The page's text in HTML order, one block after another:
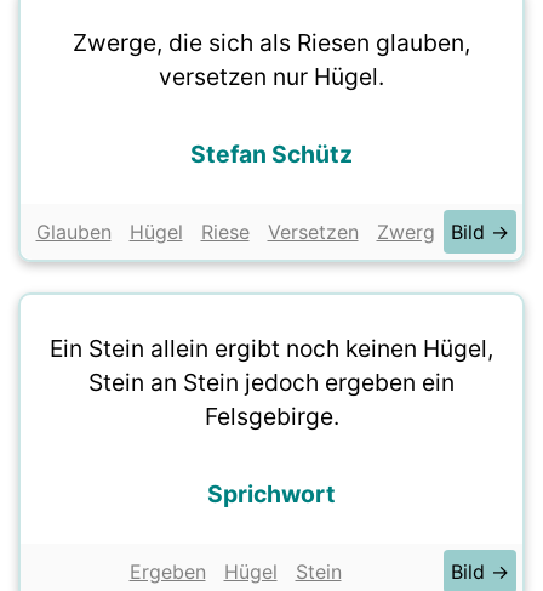
Zwerge, die sich als Riesen glauben,
versetzen nur Hügel.
Stefan Schütz
Glauben Hügel Riese Versetzen Zwerg Bild →
Ein Stein allein ergibt noch keinen Hügel,
Stein an Stein jedoch ergeben ein
Felsgebirge.
Sprichwort
Ergeben Hügel Stein Bild →